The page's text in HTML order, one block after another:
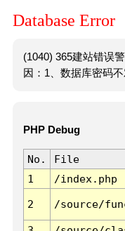
Database Error
(1040) 365建站错误
因：1、数据库密码
PHP Debug
No. File
1
/index.php
2 /source/